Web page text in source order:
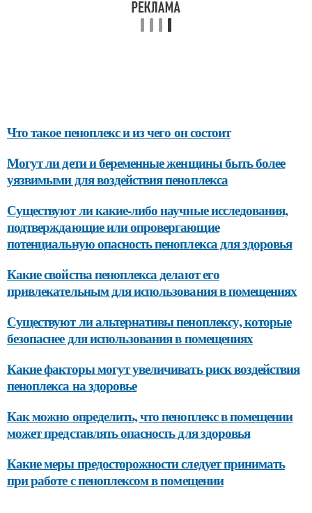
Что такое пеноплекс и из чего он состоит
Могут ли дети и беременные женщины быть более
уязвимыми для воздействия пеноплекса
Существуют ли какие-либо научные исследования,
подтверждающие или опровергающие
потенциальную опасность пеноплекса для здоровья
Какие свойства пеноплекса делают его
привлекательным для использования в помещениях
Существуют ли альтернативы пеноплексу, которые
безопаснее для использования в помещениях
Какие факторы могут увеличивать риск воздействия
пеноплекса на здоровье
Как можно определить, что пеноплекс в помещении
может представлять опасность для здоровья
Какие меры предосторожности следует принимать
при работе с пеноплексом в помещении